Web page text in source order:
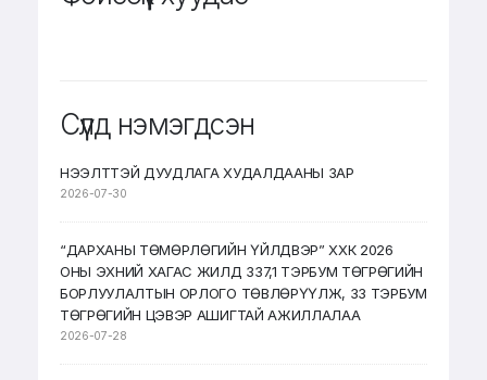
Сүүлд нэмэгдсэн
НЭЭЛТТЭЙ ДУУДЛАГА ХУДАЛДААНЫ ЗАР
2026-07-30
“ДАРХАНЫ ТӨМӨРЛӨГИЙН ҮЙЛДВЭР” ХХК 2026
ОНЫ ЭХНИЙ ХАГАС ЖИЛД 337,1 ТЭРБУМ ТӨГРӨГИЙН
БОРЛУУЛАЛТЫН ОРЛОГО ТӨВЛӨРҮҮЛЖ, 33 ТЭРБУМ
ТӨГРӨГИЙН ЦЭВЭР АШИГТАЙ АЖИЛЛАЛАА
2026-07-28